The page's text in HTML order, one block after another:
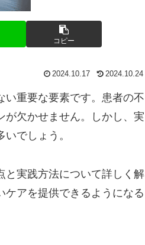
コピー
2024.10.17 2024.10.24
い重要な要素です。患者の不
が欠かせません。しかし、実
でしょう。
と実践方法について詳しく解
アを提供できるようになる